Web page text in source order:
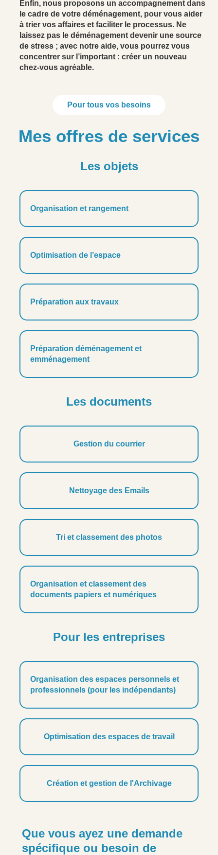
Enfin, nous proposons un accompagnement dans
le cadre de votre déménagement, pour vous aider
à trier vos affaires et faciliter le processus. Ne
laissez pas le déménagement devenir une source
de stress ; avec notre aide, vous pourrez vous
concentrer sur l’important : créer un nouveau
chez-vous agréable.
Pour tous vos besoins
Mes offres de services
Les objets
Organisation et rangement
Optimisation de l’espace
Préparation aux travaux
Préparation déménagement et
emménagement
Les documents
Gestion du courrier
Nettoyage des Emails
Tri et classement des photos
Organisation et classement des
documents papiers et numériques
Pour les entreprises
Organisation des espaces personnels et
professionnels (pour les indépendants)
Optimisation des espaces de travail
Création et gestion de l'Archivage
Que vous ayez une demande
spécifique ou besoin de